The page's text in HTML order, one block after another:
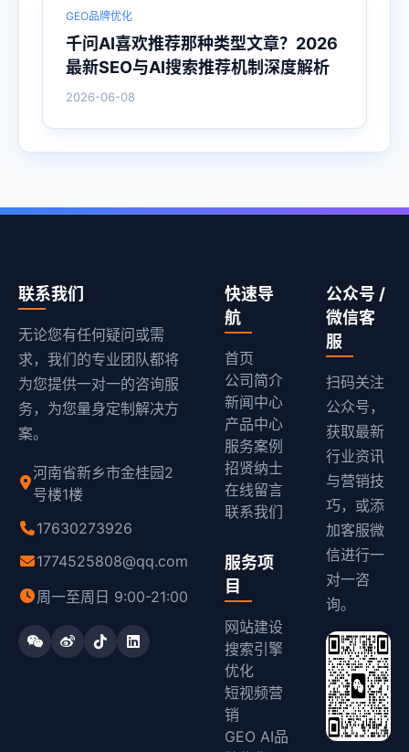
GEO品牌优化
千问AI喜欢推荐那种类型文章？2026
最新SEO与AI搜索推荐机制深度解析
2026-06-08
联系我们
无论您有任何疑问或需
求，我们的专业团队都将
为您提供一对一的咨询服
务，为您量身定制解决方
案。
河南省新乡市金桂园2
号楼1楼
17630273926
1774525808@qq.com
周一至周日 9:00-21:00
快速导
航
首页
公司简介
新闻中心
产品中心
服务案例
招贤纳士
在线留言
联系我们
服务项
目
网站建设
搜索引擎
优化
短视频营
销
GEO AI品
公众号 /
微信客
服
扫码关注
公众号，
获取最新
行业资讯
与营销技
巧，或添
加客服微
信进行一
对一咨
询。